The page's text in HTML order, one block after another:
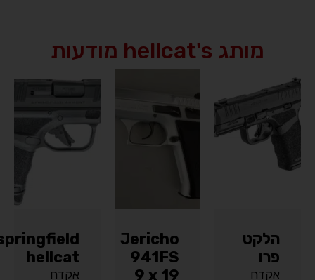
מותג hellcat's מודעות
הלקט
פרו
אקדח
Jericho
941FS
9 x 19
springfield
hellcat
אקדח